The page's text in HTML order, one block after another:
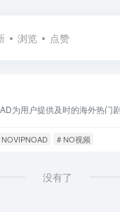
浏览 点赞
# NO视频
没有了